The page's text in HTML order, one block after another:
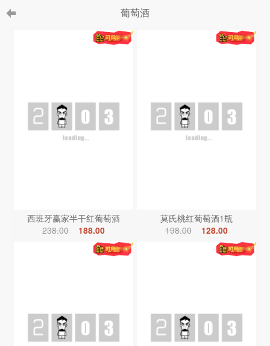
葡萄酒
西班牙赢家半干红葡萄酒
238.00
188.00
莫氏桃红葡萄酒1瓶
198.00
128.00